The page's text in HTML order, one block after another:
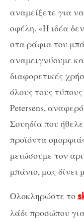
αναμείξετε για
οφέλη. «Η ιδέα
στα ράφια του
αναμειγνύουμε
διαφορετικές
όλους τους
Petersens,
Σουηδία που
προϊόντα
μειώσουμε τον
μπάνιο, μας δίνει
Ολοκληρώστε το
λάδι προσώπου